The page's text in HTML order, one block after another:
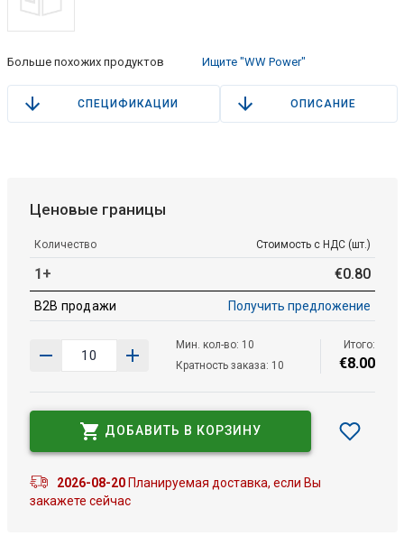
Больше похожих продуктов Ищите "WW Power"
СПЕЦИФИКАЦИИ ОПИСАНИЕ
Ценовые границы
Количество Стоимость с НДС (шт.)
1+ €0.80
B2B продажи Получить предложение
Мин. кол-во: 10
Кратность заказа: 10
Итого:
€8.00
ДОБАВИТЬ В КОРЗИНУ
2026-08-20Планируемая доставка, если Вы
закажете сейчас